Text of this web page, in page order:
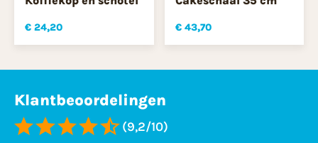
€ 24,20 € 43,70
Klantbeoordelingen
(9,2/10)